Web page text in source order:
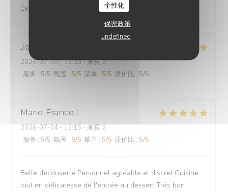
个性化
保密政策
undefined
Excellent experience!
Jocelyne
2026-07-30- 12:30 - 来宾 2
服务 : 5/5 氛围 : 5/5 菜单 : 5/5 质价比 : 5/5
Marie-France L
2026-07-24- 12:15 - 来宾 2
服务 : 5/5 氛围 : 5/5 菜单 : 5/5 质价比 : 5/5
Belle découverte Personnel agréable et discret Cuisine
tout en délicatesse de l'entrée au dessert Trés bon